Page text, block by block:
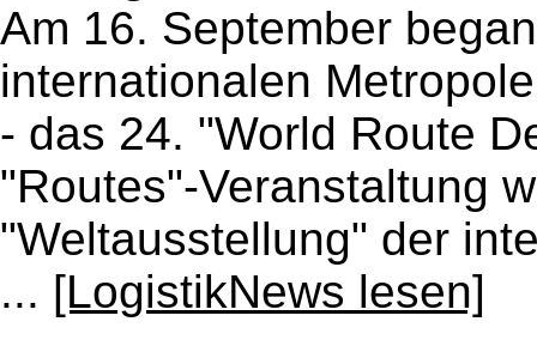
Am 16. September
internationalen
- das 24. "World Route
"Routes"-Veranstaltung
"Weltausstellung" der
... [LogistikNews lesen]